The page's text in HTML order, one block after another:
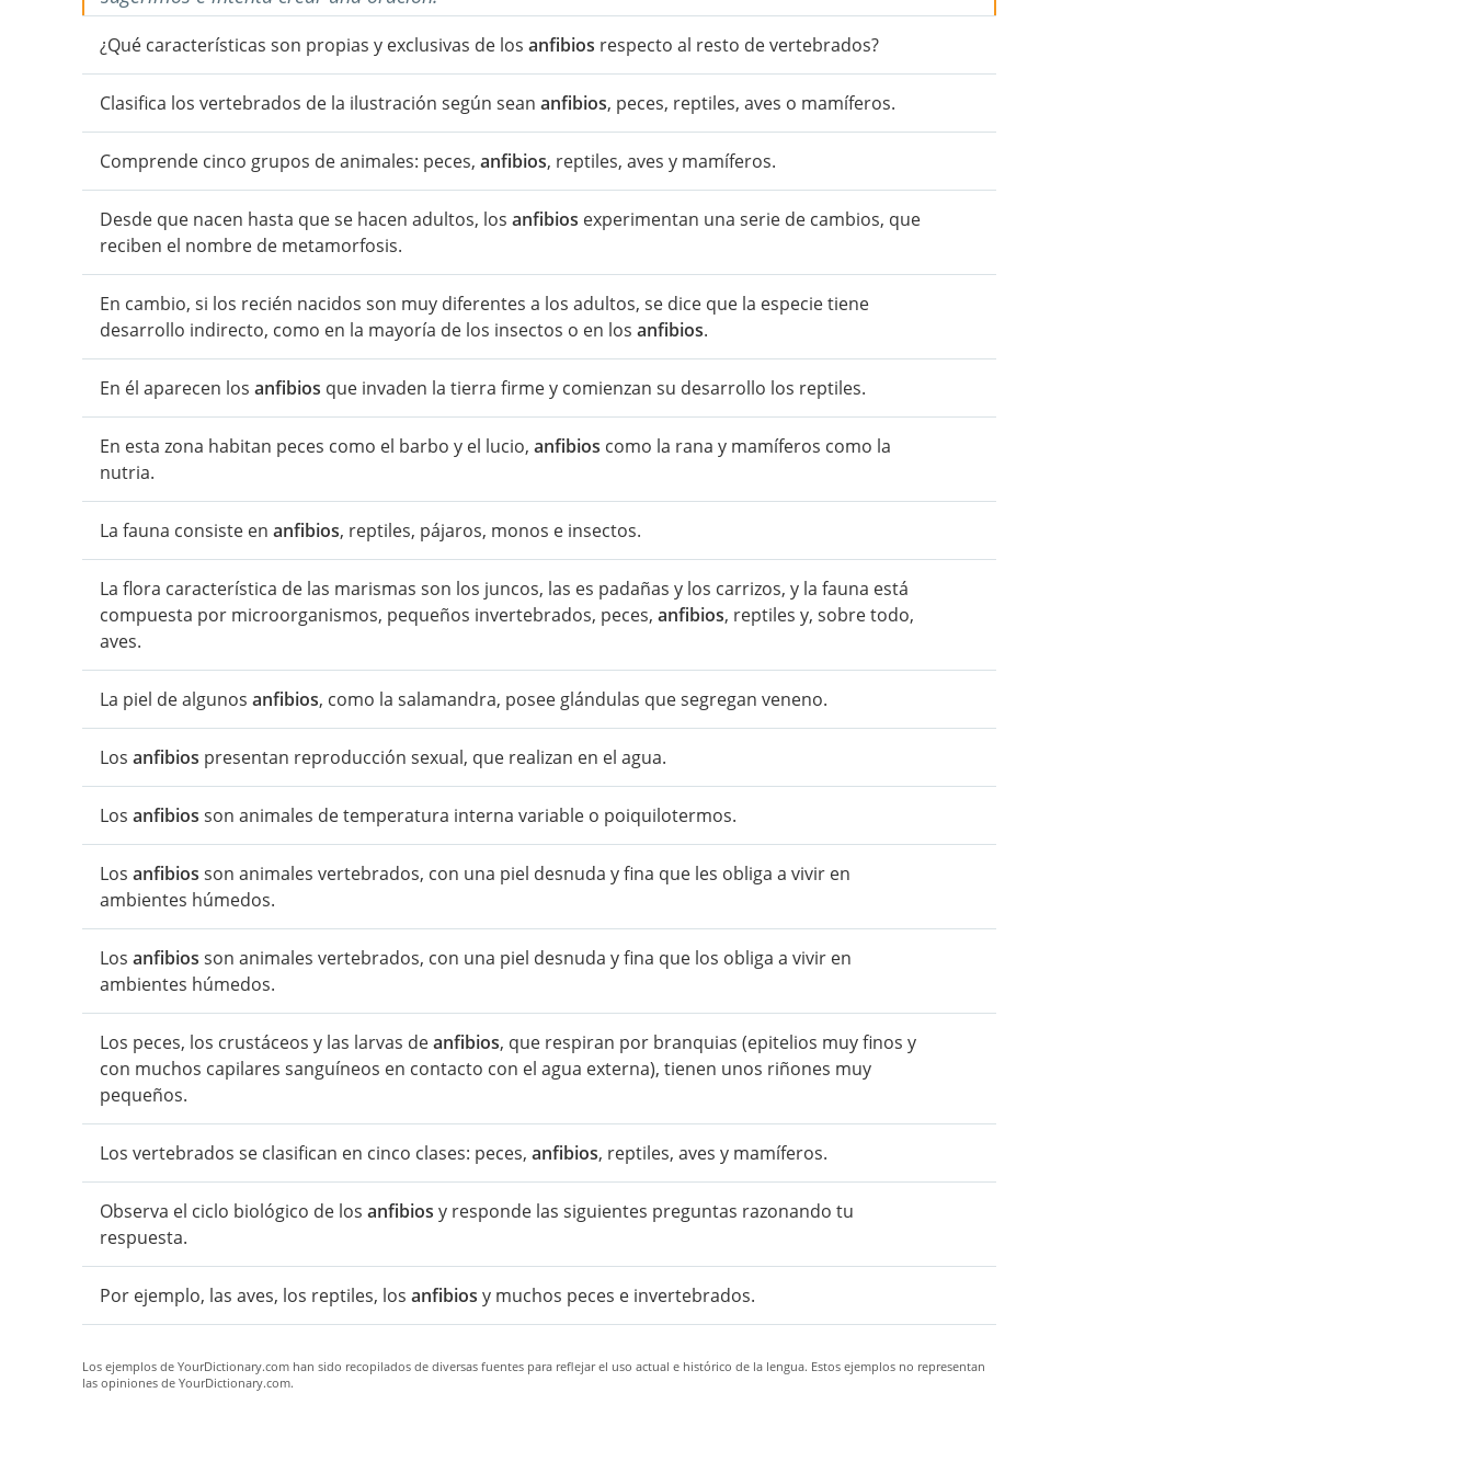
¿Qué características son propias y exclusivas de los anfibios respecto al resto de vertebrados?
Clasifica los vertebrados de la ilustración según sean anfibios, peces, reptiles, aves o mamíferos.
Comprende cinco grupos de animales: peces, anfibios, reptiles, aves y mamíferos.
Desde que nacen hasta que se hacen adultos, los anfibios experimentan una serie de cambios, que
reciben el nombre de metamorfosis.
En cambio, si los recién nacidos son muy diferentes a los adultos, se dice que la especie tiene
desarrollo indirecto, como en la mayoría de los insectos o en los anfibios.
En él aparecen los anfibios que invaden la tierra firme y comienzan su desarrollo los reptiles.
En esta zona habitan peces como el barbo y el lucio, anfibios como la rana y mamíferos como la
nutria.
La fauna consiste en anfibios, reptiles, pájaros, monos e insectos.
La flora característica de las marismas son los juncos, las es padañas y los carrizos, y la fauna está
compuesta por microorganismos, pequeños invertebrados, peces, anfibios, reptiles y, sobre todo,
aves.
La piel de algunos anfibios, como la salamandra, posee glándulas que segregan veneno.
Los anfibios presentan reproducción sexual, que realizan en el agua.
Los anfibios son animales de temperatura interna variable o poiquilotermos.
Los anfibios son animales vertebrados, con una piel desnuda y fina que les obliga a vivir en
ambientes húmedos.
Los anfibios son animales vertebrados, con una piel desnuda y fina que los obliga a vivir en
ambientes húmedos.
Los peces, los crustáceos y las larvas deanfibios, que respiran por branquias (epitelios muy finos y
con muchos capilares sanguíneos en contacto con el agua externa), tienen unos riñones muy
pequeños.
Los vertebrados se clasifican en cinco clases: peces, anfibios, reptiles, aves y mamíferos.
Observa el ciclo biológico de los anfibios y responde las siguientes preguntas razonando tu
respuesta.
Por ejemplo, las aves, los reptiles, los anfibios y muchos peces e invertebrados.
Los ejemplos de YourDictionary.com han sido recopilados de diversas fuentes para reflejar el uso actual e histórico de la lengua. Estos ejemplos no representan
las opiniones de YourDictionary.com.